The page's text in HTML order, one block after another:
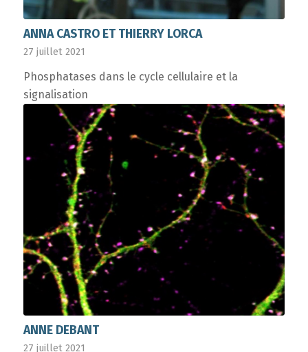
ANNA CASTRO ET THIERRY LORCA
27 juillet 2021
Phosphatases dans le cycle cellulaire et la
signalisation
ANNE DEBANT
27 juillet 2021